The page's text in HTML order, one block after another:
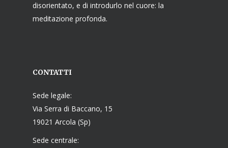
disorientato, e di introdurlo nel cuore: la
meditazione profonda.
CONTATTI
Sede legale:
Via Serra di Baccano, 15
19021 Arcola (Sp)
Sede centrale: